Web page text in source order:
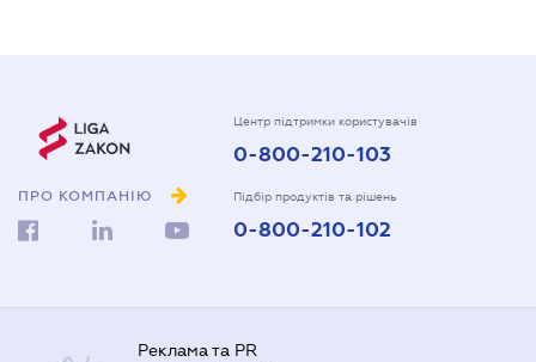
ПРО КОМПАНІЮ
Центр підтримки користувачів
0-800-210-103
Підбір продуктів та рішень
0-800-210-102
Реклама та PR